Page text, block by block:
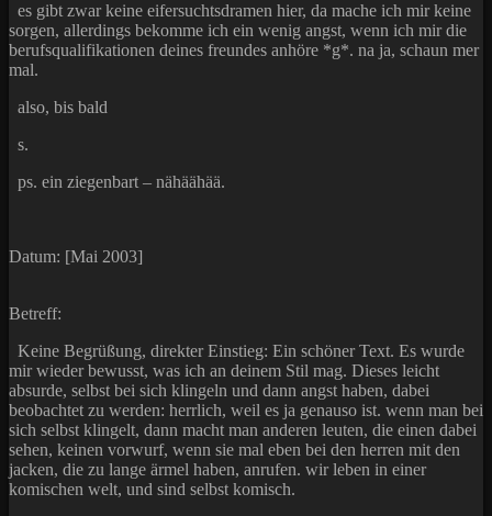
es gibt zwar keine eifersuchtsdramen hier, da mache ich mir keine
sorgen, allerdings bekomme ich ein wenig angst, wenn ich mir die
berufsqualifikationen deines freundes anhöre *g*. na ja, schaun mer
mal.
also, bis bald
s.
ps. ein ziegenbart – nähäähää.
Datum: [Mai 2003]
Betreff:
Keine Begrüßung, direkter Einstieg: Ein schöner Text. Es wurde
mir wieder bewusst, was ich an deinem Stil mag. Dieses leicht
absurde, selbst bei sich klingeln und dann angst haben, dabei
beobachtet zu werden: herrlich, weil es ja genauso ist. wenn man bei
sich selbst klingelt, dann macht man anderen leuten, die einen dabei
sehen, keinen vorwurf, wenn sie mal eben bei den herren mit den
jacken, die zu lange ärmel haben, anrufen. wir leben in einer
komischen welt, und sind selbst komisch.